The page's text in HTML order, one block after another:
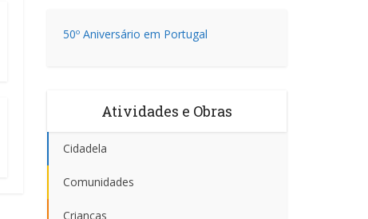
50º Aniversário em Portugal
Atividades e Obras
Cidadela
Comunidades
Crianças